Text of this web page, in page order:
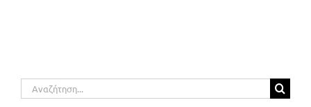
Αναζήτηση
για: